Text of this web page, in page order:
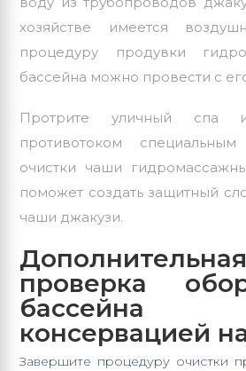
хозяйстве имеется
процедуру продувки
бассейна можно провести с
Протрите уличный спа
противотоком
очистки чаши
поможет создать защитный
чаши джакузи.
Дополнительная
проверка
бассейна
консервацией
Завершите процедуру очистки